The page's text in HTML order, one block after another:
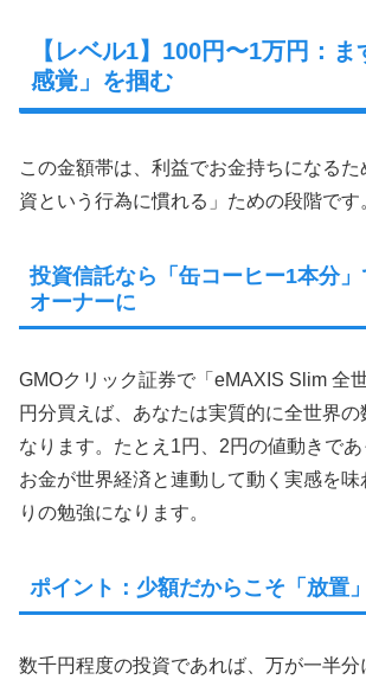
【レベル1】100円〜1万円：
感覚」を掴む
この金額帯は、利益でお金持ちになる
資という行為に慣れる」ための段階です
投資信託なら「缶コーヒー1本分
オーナーに
GMOクリック証券で「eMAXIS Slim 全
円分買えば、あなたは実質的に全世界の
なります。たとえ1円、2円の値動きで
お金が世界経済と連動して動く実感を味
りの勉強になります。
ポイント：少額だからこそ「放置
数千円程度の投資であれば、万が一半分